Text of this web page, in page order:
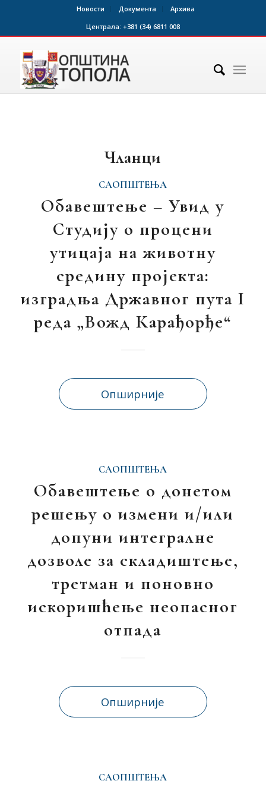
Новости Документа
Архива
Централа: +381 (34) 6811 008
Чланци
САОПШТЕЊА
Обавештење – Увид у
Студију о процени
утицаја на животну
средину пројекта:
изградња Државног пута I
реда „Вожд Карађорђе“
Опширније
САОПШТЕЊА
Обавештење о донетом
решењу о измени и/или
допуни интегралне
дозволе за складиштење,
третман и поновно
искоришћење неопасног
отпада
Опширније
САОПШТЕЊА